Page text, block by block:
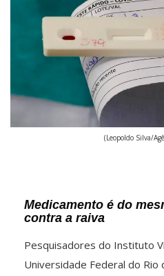
(Leopoldo Silva/
Medicamento é do
contra a raiva
Pesquisadores do Instituto
Universidade Federal do Rio